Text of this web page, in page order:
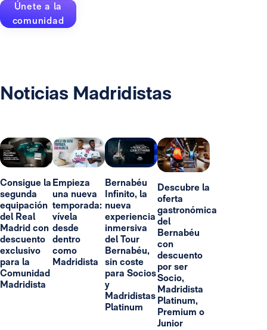
Únete a la
comunidad
Noticias Madridistas
Consigue la
segunda
equipación
del Real
Madrid con
descuento
exclusivo
para la
Comunidad
Madridista
Empieza
una nueva
temporada:
vívela
desde
dentro
como
Madridista
Bernabéu
Infinito, la
nueva
experiencia
inmersiva
del Tour
Bernabéu,
sin coste
para Socios
y
Madridistas
Platinum
Descubre la
oferta
gastronómica
del
Bernabéu
con
descuento
por ser
Socio,
Madridista
Platinum,
Premium o
Junior